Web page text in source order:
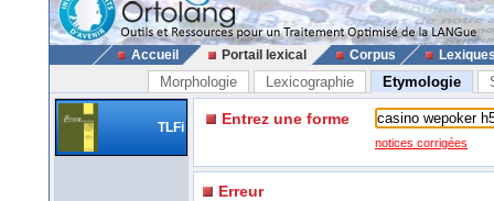
Accueil Portail lexical Corpus
Morphologie Lexicographie Etymologie
TLFi Entrez une forme
notices corrigées
Erreur